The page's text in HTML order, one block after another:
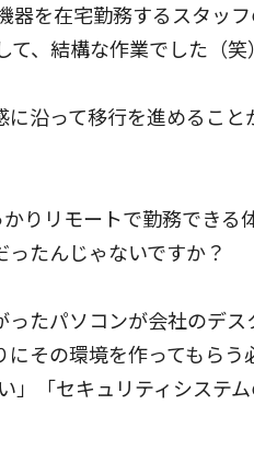
を在宅勤務するスタッ
、結構な作業でした（笑
沿って移行を進めるこ
りリモートで勤務でき
たんじゃないですか？
たパソコンが会社のデ
その環境を作ってもらう
「セキュリティシステ